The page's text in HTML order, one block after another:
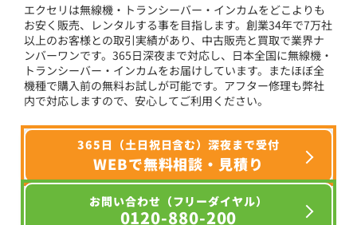
エクセリは無線機・トランシーバー・インカムをどこよりも
お安く販売、レンタルする事を目指します。創業34年で7万社
以上のお客様との取引実績があり、中古販売と買取で業界ナ
ンバーワンです。365日深夜まで対応し、日本全国に無線機・
トランシーバー・インカムをお届けしています。またほぼ全
機種で購入前の無料お試しが可能です。アフター修理も弊社
内で対応しますので、安心してご利用ください。
365日（土日祝日含む）深夜まで受付
WEBで無料相談・見積り
お問い合わせ（フリーダイヤル）
0120-880-200